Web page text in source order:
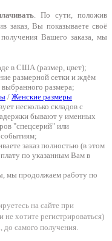
. По сути, положив
заказ, Вы показываете своё
Вашего заказа, мы
в США (размер, цвет);
размерной сетки и ждём
размера;
/ Женские размеры
несколько складов с
бывают у именных
"спецсерий" или
заказ полностью (в этом
по указанным Вам в
мы продолжаем работу по
на сайте при
хотите регистрироваться)
до самого получения.